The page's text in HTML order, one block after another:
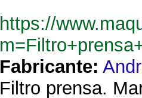
https://
Fabricante:
Filtro prensa.